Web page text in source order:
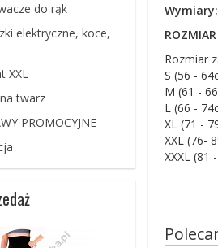
Wymiary:
Rozmiar
S (56 -
M (61 -
L (66 -
XL (71 -
XXL (76-
XXXL (81
do rąk
elektryczne, koce,
XXL
twarz
PROMOCYJNE